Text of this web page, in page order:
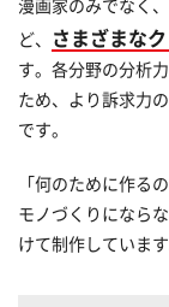
ど、 さまざまな
す。各分野の分析
ため、より訴求力
です。
「何のために作る
モノづくりになら
けて制作しています